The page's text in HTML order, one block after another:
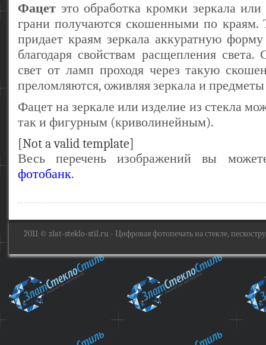
Фацет это обработка кромки зеркала
грани получаются скошенными по краям.
придает краям зеркала аккуратную
благодаря свойствам расщепления
свет от ламп проходя через такую
преломляются, оживляя зеркала и предметы
Фацет на зеркале или изделие из стекла
так и фигурным (криволинейным).
[Not a valid template]
Весь перечень изображений вы
фотобанк.
2011 © zlat-steklo-stil.ru - Цифровая фотопечать на стекле,